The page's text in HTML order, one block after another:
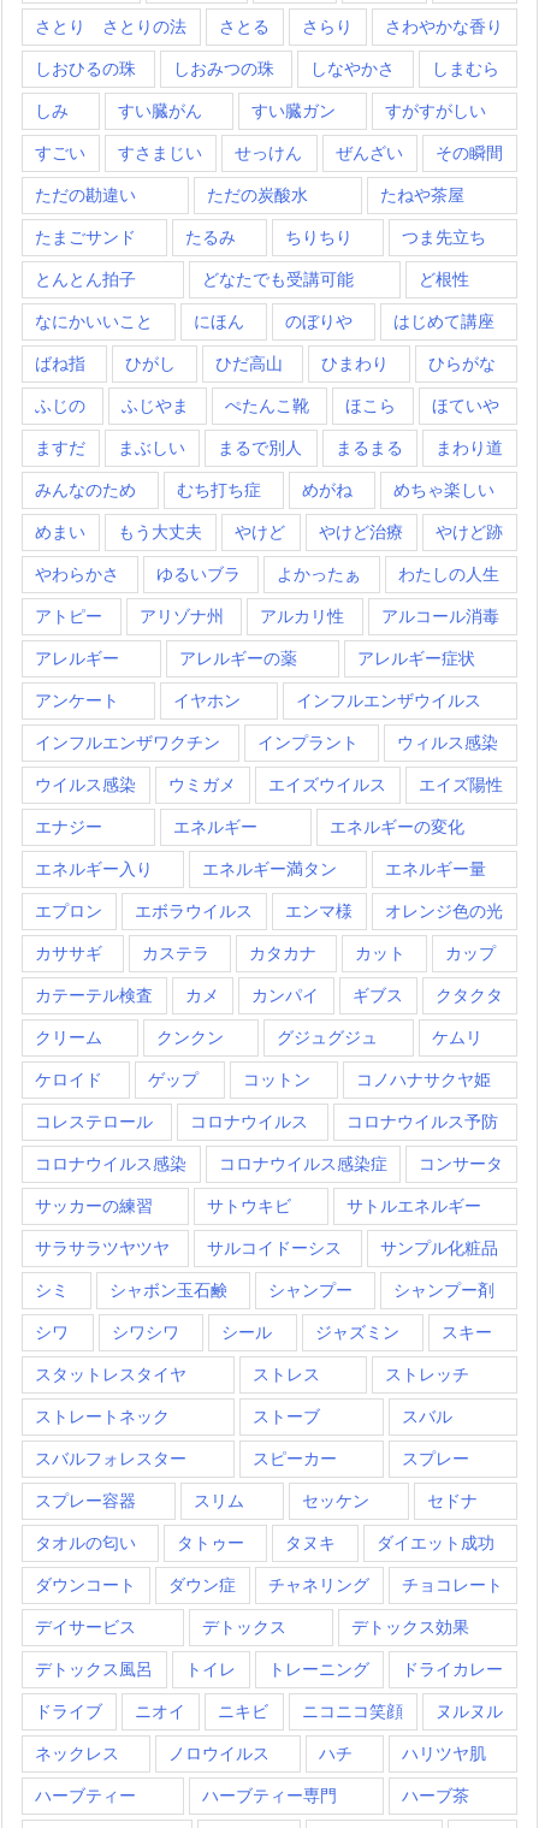
さとり さとりの法 さとる さらり さわやかな香り
しおひるの珠 しおみつの珠 しなやかさ しまむら
しみ すい臓がん すい臓ガン すがすがしい
すごい すさまじい せっけん ぜんざい その瞬間
ただの勘違い ただの炭酸水 たねや茶屋
たまごサンド たるみ ちりちり つま先立ち
とんとん拍子 どなたでも受講可能 ど根性
なにかいいこと にほん のぼりや はじめて講座
ばね指 ひがし ひだ高山 ひまわり ひらがな
ふじの ふじやま ぺたんこ靴 ほこら ほていや
ますだ まぶしい まるで別人 まるまる まわり道
みんなのため むち打ち症 めがね めちゃ楽しい
めまい もう大丈夫 やけど やけど治療 やけど跡
やわらかさ ゆるいブラ よかったぁ わたしの人生
アトピー アリゾナ州 アルカリ性 アルコール消毒
アレルギー アレルギーの薬 アレルギー症状
アンケート イヤホン インフルエンザウイルス
インフルエンザワクチン インプラント ウィルス感染
ウイルス感染 ウミガメ エイズウイルス エイズ陽性
エナジー エネルギー エネルギーの変化
エネルギー入り エネルギー満タン エネルギー量
エプロン エボラウイルス エンマ様 オレンジ色の光
カササギ カステラ カタカナ カット カップ
カテーテル検査 カメ カンパイ ギブス クタクタ
クリーム クンクン グジュグジュ ケムリ
ケロイド ゲップ コットン コノハナサクヤ姫
コレステロール コロナウイルス コロナウイルス予防
コロナウイルス感染 コロナウイルス感染症 コンサータ
サッカーの練習 サトウキビ サトルエネルギー
サラサラツヤツヤ サルコイドーシス サンプル化粧品
シミ シャボン玉石鹸 シャンプー シャンプー剤
シワ シワシワ シール ジャズミン スキー
スタットレスタイヤ ストレス ストレッチ
ストレートネック ストーブ スバル
スバルフォレスター スピーカー スプレー
スプレー容器 スリム セッケン セドナ
タオルの匂い タトゥー タヌキ ダイエット成功
ダウンコート ダウン症 チャネリング チョコレート
デイサービス デトックス デトックス効果
デトックス風呂 トイレ トレーニング ドライカレー
ドライブ ニオイ ニキビ ニコニコ笑顔 ヌルヌル
ネックレス ノロウイルス ハチ ハリツヤ肌
ハーブティー ハーブティー専門 ハーブ茶